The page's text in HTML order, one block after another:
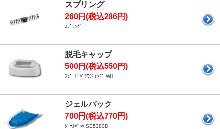
スプリング
260円(税込286円)
ｽﾌﾟﾘﾝｸﾞ
脱毛キャップ
500円(税込550円)
ｽﾋﾟｰﾄﾞﾀﾞﾂﾓｳｷｬｯﾌﾟ WH
ジェルパック
700円(税込770円)
ｼﾞｪﾙﾊﾟｯｸ SE5380D